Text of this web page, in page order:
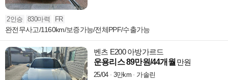
2인승 830마력 FR
완전무사고/1160km/보증가능/전체PPF/수출가능
벤츠 E200 아방가르드
운용리스 89만원/44개월 만원
25/04 3만km
가솔린